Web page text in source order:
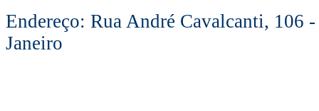
Endereço: Rua André Cavalcanti, 106
Janeiro